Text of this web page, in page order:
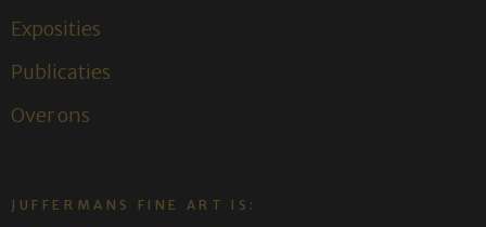
Exposities
Publicaties
Over ons
JUFFERMANS FINE ART IS: